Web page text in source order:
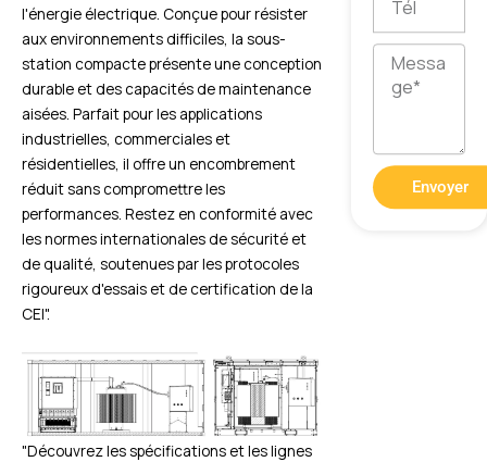
l'énergie électrique. Conçue pour résister
aux environnements difficiles, la sous-
station compacte présente une conception
durable et des capacités de maintenance
aisées. Parfait pour les applications
industrielles, commerciales et
résidentielles, il offre un encombrement
réduit sans compromettre les
performances. Restez en conformité avec
les normes internationales de sécurité et
de qualité, soutenues par les protocoles
rigoureux d'essais et de certification de la
CEI".
"Découvrez les spécifications et les lignes
Message
Envoyer